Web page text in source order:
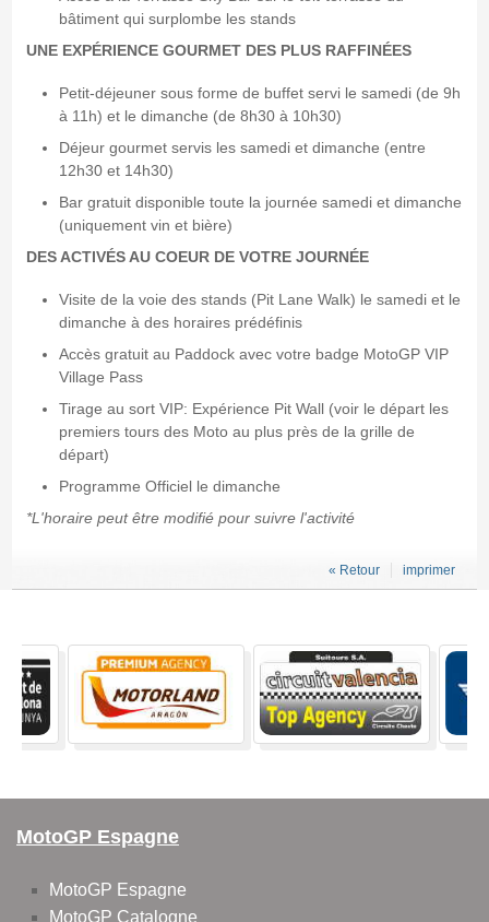
bâtiment qui surplombe les stands
UNE EXPÉRIENCE GOURMET DES PLUS RAFFINÉES
Petit-déjeuner sous forme de buffet servi le samedi (de 9h
à 11h) et le dimanche (de 8h30 à 10h30)
Déjeur gourmet servis les samedi et dimanche (entre
12h30 et 14h30)
Bar gratuit disponible toute la journée samedi et dimanche
(uniquement vin et bière)
DES ACTIVÉS AU COEUR DE VOTRE JOURNÉE
Visite de la voie des stands (Pit Lane Walk) le samedi et le
dimanche à des horaires prédéfinis
Accès gratuit au Paddock avec votre badge MotoGP VIP
Village Pass
Tirage au sort VIP: Expérience Pit Wall (voir le départ les
premiers tours des Moto au plus près de la grille de
départ)
Programme Officiel le dimanche
*L'horaire peut être modifié pour suivre l'activité
imprimer
« Retour
MotoGP Espagne
MotoGP Espagne
MotoGP Catalogne